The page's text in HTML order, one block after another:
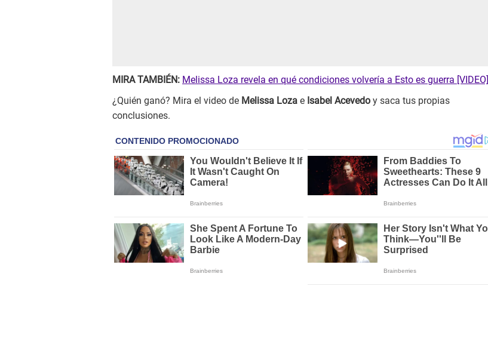
MIRA TAMBIÉN: Melissa Loza revela en qué condiciones volvería a Esto es guerra [VIDEO]
¿Quién ganó? Mira el video de Melissa Loza e Isabel Acevedo y saca tus propias
conclusiones.